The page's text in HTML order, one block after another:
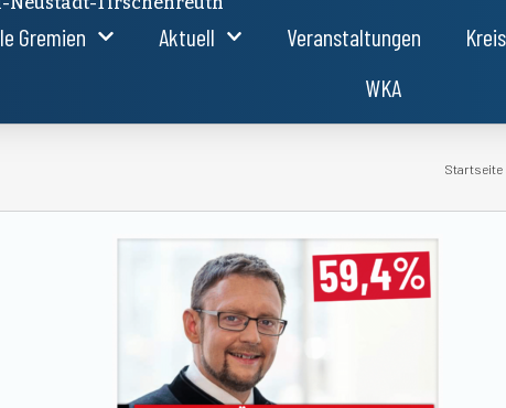
Gremien Aktuell Veranstaltungen
WKA
Startseite